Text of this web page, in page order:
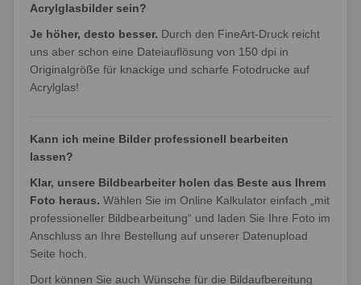
Acrylglasbilder sein?
Je höher, desto besser. Durch den FineArt-Druck reicht
uns aber schon eine Dateiauflösung von 150 dpi in
Originalgröße für knackige und scharfe Fotodrucke auf
Acrylglas!
Kann ich meine Bilder professionell bearbeiten
lassen?
Klar, unsere Bildbearbeiter holen das Beste aus Ihrem
Foto heraus. Wählen Sie im Online Kalkulator einfach „mit
professioneller Bildbearbeitung“ und laden Sie Ihre Foto im
Anschluss an Ihre Bestellung auf unserer Datenupload
Seite hoch.
Dort können Sie auch Wünsche für die Bildaufbereitung